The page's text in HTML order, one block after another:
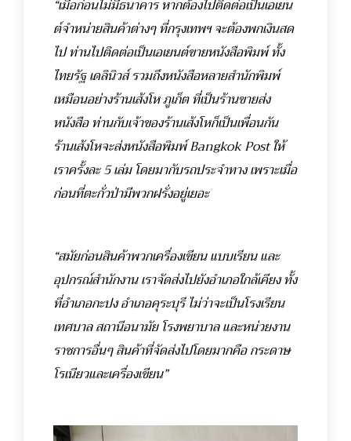
“เมื่อก่อนไม่มีธนาคาร หากต้องไปติดต่อเป็นเอเยน
ต์จำหน่ายสินค้าต่างๆ ที่กรุงเทพฯ จะต้องพกเงินสด
ไป ท่านไปติดต่อเป็นเอเยนต์ขายหนังสือพิมพ์ ทั้ง
ไทยรัฐ เดลินิวส์ รวมถึงหนังสือหลายสำนักพิมพ์
เหมือนอย่างร้านเส้งโห ภูเก็ต ที่เป็นร้านขายส่ง
หนังสือ ท่านกับเจ้าของร้านเส้งโหก็เป็นเพื่อนกัน
ร้านเส้งโหจะส่งหนังสือพิมพ์ Bangkok Post ให้
เราครั้งละ 5 เล่ม โดยมากับรถประจำทาง เพราะเมื่อ
ก่อนที่ตะกั่วป่ามีพวกฝรั่งอยู่เยอะ
“สมัยก่อนสินค้าพวกเครื่องเขียน แบบเรียน และ
อุปกรณ์สำนักงาน เราจัดส่งไปยังอำเภอใกล้เคียง ทั้ง
ที่อำเภอกะปง อำเภอคุระบุรี ไม่ว่าจะเป็นโรงเรียน
เทศบาล สถานีอนามัย โรงพยาบาล และหน่วยงาน
ราชการอื่นๆ สินค้าที่จัดส่งไปโดยมากคือ กระดาษ
โรเนียวและเครื่องเขียน”